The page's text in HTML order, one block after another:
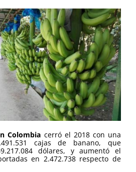
Colombia cerró el 2018 con una
cajas de banano, que
dólares, y aumentó el
en 2.472.738 respecto de